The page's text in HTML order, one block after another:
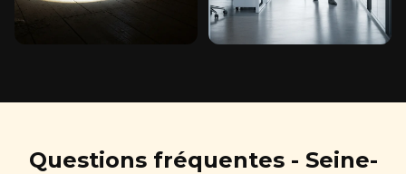
Questions fréquentes - Seine-